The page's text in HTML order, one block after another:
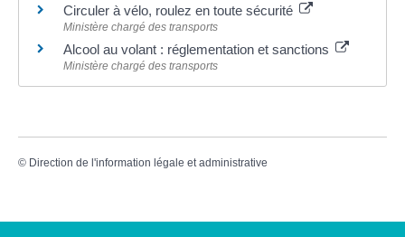
Circuler à vélo, roulez en toute sécurité
Ministère chargé des transports
Alcool au volant : réglementation et sanctions
Ministère chargé des transports
© Direction de l'information légale et administrative